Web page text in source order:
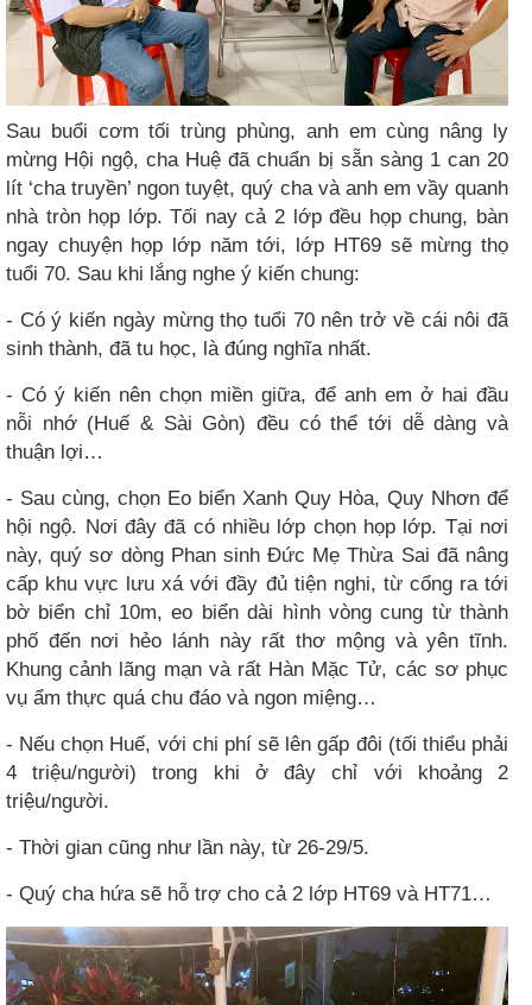
Sau buổi cơm tối trùng phùng, anh em cùng nâng ly
mừng Hội ngộ, cha Huệ đã chuẩn bị sẵn sàng 1 can 20
lít ‘cha truyền’ ngon tuyệt, quý cha và anh em vầy quanh
nhà tròn họp lớp. Tối nay cả 2 lớp đều họp chung, bàn
ngay chuyện họp lớp năm tới, lớp HT69 sẽ mừng thọ
tuổi 70. Sau khi lắng nghe ý kiến chung:
- Có ý kiến ngày mừng thọ tuổi 70 nên trở về cái nôi đã
sinh thành, đã tu học, là đúng nghĩa nhất.
- Có ý kiến nên chọn miền giữa, để anh em ở hai đầu
nỗi nhớ (Huế & Sài Gòn) đều có thể tới dễ dàng và
thuận lợi…
- Sau cùng, chọn Eo biển Xanh Quy Hòa, Quy Nhơn để
hội ngộ. Nơi đây đã có nhiều lớp chọn họp lớp. Tại nơi
này, quý sơ dòng Phan sinh Đức Mẹ Thừa Sai đã nâng
cấp khu vực lưu xá với đầy đủ tiện nghi, từ cổng ra tới
bờ biển chỉ 10m, eo biển dài hình vòng cung từ thành
phố đến nơi hẻo lánh này rất thơ mộng và yên tĩnh.
Khung cảnh lãng mạn và rất Hàn Mặc Tử, các sơ phục
vụ ẩm thực quá chu đáo và ngon miệng…
- Nếu chọn Huế, với chi phí sẽ lên gấp đôi (tối thiểu phải
4 triệu/người) trong khi ở đây chỉ với khoảng 2
triệu/người.
- Thời gian cũng như lần này, từ 26-29/5.
- Quý cha hứa sẽ hỗ trợ cho cả 2 lớp HT69 và HT71…